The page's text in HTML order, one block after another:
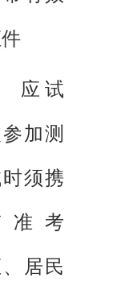
应试
参加测
须携
准考
居民